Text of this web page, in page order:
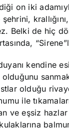
on iki
Belki de hiç
kendine
olduğu
ile
ve eşsiz